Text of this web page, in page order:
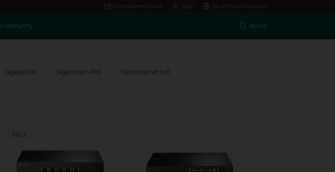
Kontaktieren Sie uns Login Deutschland / Deutsch
Community Suche
Gigabit PoE Gigabit Non-PoE Fast Ethernet PoE
Neu